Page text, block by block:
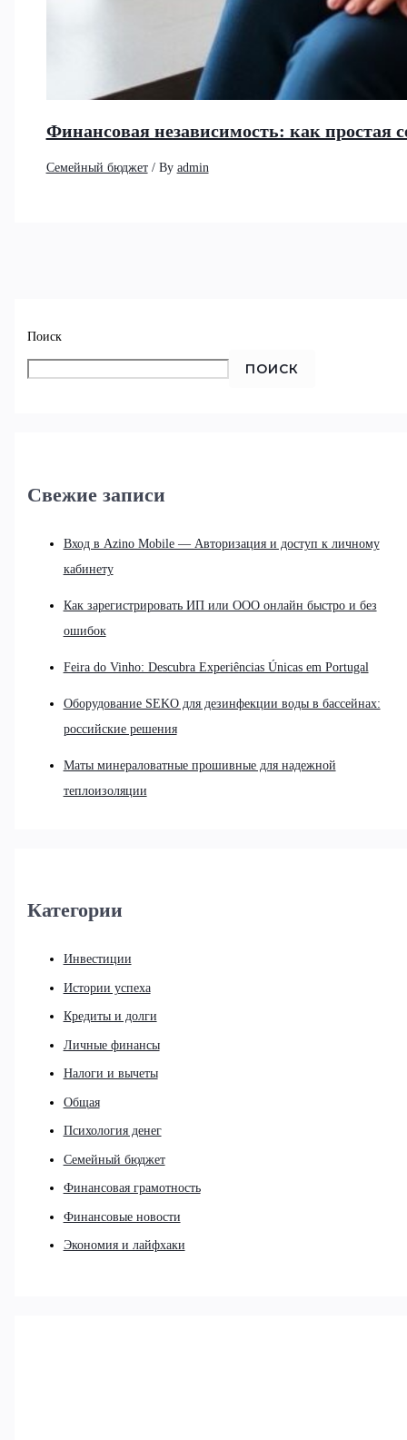
Поиск
ПОИСК
Свежие записи
Вход в Azino Mobile — Авторизация и доступ к личному
кабинету
Как зарегистрировать ИП или ООО онлайн быстро и без
ошибок
Feira do Vinho: Descubra Experiências Únicas em Portugal
Оборудование SEKO для дезинфекции воды в бассейнах:
российские решения
Маты минераловатные прошивные для надежной
теплоизоляции
Категории
Инвестиции
Истории успеха
Кредиты и долги
Личные финансы
Налоги и вычеты
Общая
Психология денег
Семейный бюджет
Финансовая грамотность
Финансовые новости
Экономия и лайфхаки
Финансовая независимость: как простая
Семейный бюджет/ By admin